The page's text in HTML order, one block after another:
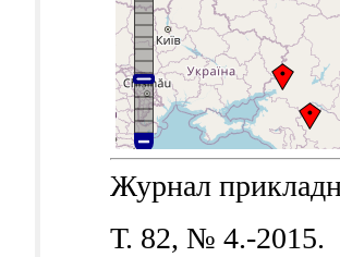
Журнал
Т. 82, № 4.-2015.